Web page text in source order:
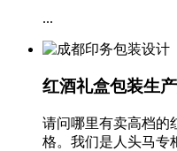
...
红酒礼盒包装生
请问哪里有卖高档的
格。我们是人头马专